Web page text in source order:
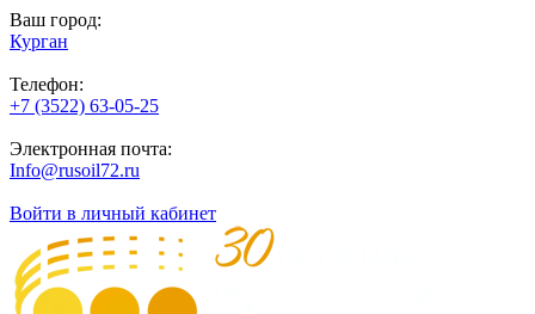
Ваш город:
Курган
Телефон:
+7 (3522) 63-05-25
Электронная почта:
Info@rusoil72.ru
Войти в личный кабинет